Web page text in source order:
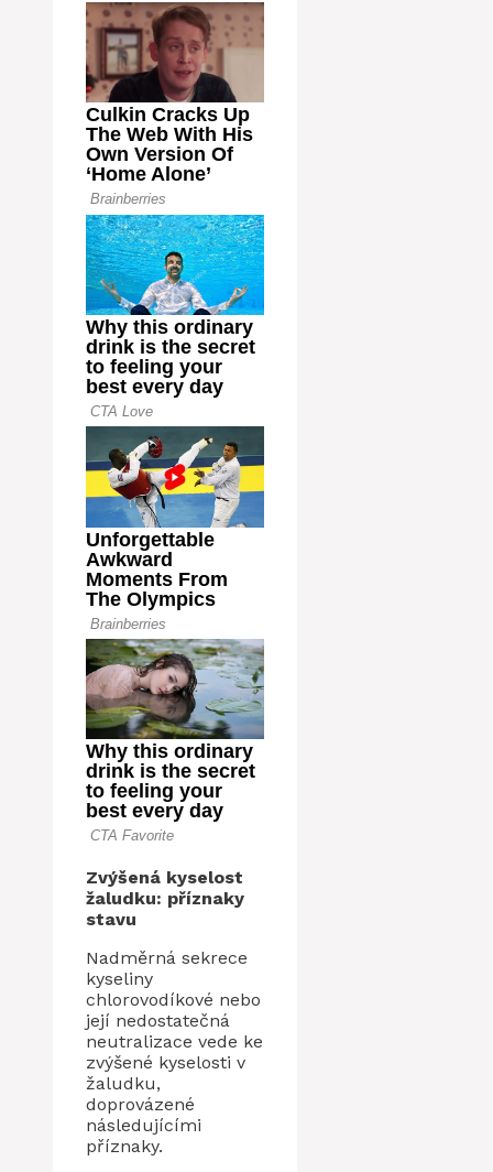
Zvýšená kyselost
žaludku: příznaky
stavu
Nadměrná sekrece
kyseliny
chlorovodíkové nebo
její nedostatečná
neutralizace vede ke
zvýšené kyselosti v
žaludku,
doprovázené
následujícími
příznaky.